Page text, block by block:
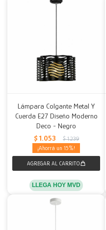
Lámpara Colgante Metal Y
Cuerda E27 Diseño Moderno
Deco - Negro
$ 1.053 $ 1.239
15
LLEGA HOY MVD